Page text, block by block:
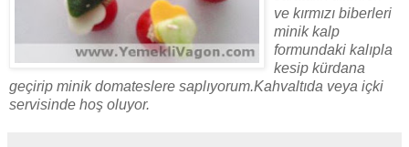
ve kırmızı biberleri
minik kalp
formundaki kalıpla
kesip kürdana
geçirip minik domateslere saplıyorum.Kahvaltıda veya içki
servisinde hoş oluyor.